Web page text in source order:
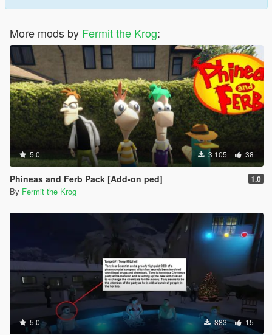
More mods by Fermit the Krog:
5.0 3 105 38
Phineas and Ferb Pack [Add-on ped] 1.0
By Fermit the Krog
5.0 883 15